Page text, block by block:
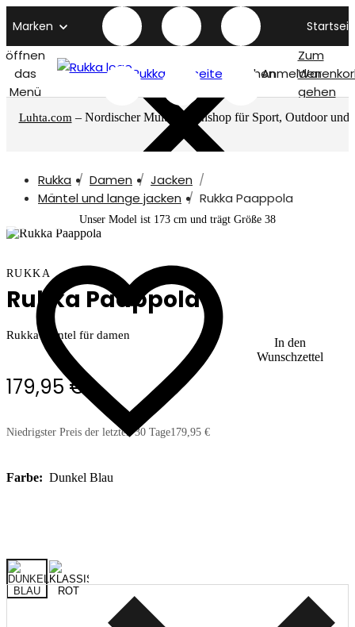
Marken
öffnen
das
Menü
Rukka titelseite SuchenAnmelden
Zum
gehen
Luhta.com – Nordischer Multimarkenshop für Sport, Outdoor und
Rukka Damen
Jacken
Mäntel und lange jacken
Rukka Paappola
In den
Wunschzettel
Unser Model ist 173 cm und trägt Größe 38
RUKKA
Rukka Paappola
Rukka Mantel für damen
179,95 €
Niedrigster Preis der letzten 30 Tage179,95 €
Farbe: Dunkel Blau